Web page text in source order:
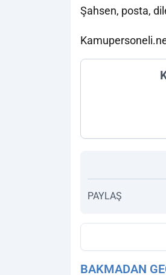
Şahsen, posta,
PAYLAŞ
BAKMADAN